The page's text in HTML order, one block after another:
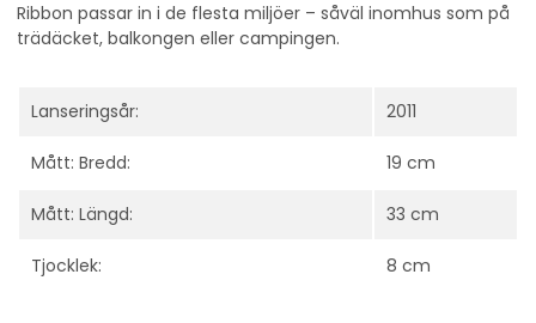
Ribbon passar in i de flesta miljöer – såväl inomhus som på
trädäcket, balkongen eller campingen.
Lanseringsår: 2011
Mått: Bredd: 19 cm
Mått: Längd: 33 cm
Tjocklek: 8 cm